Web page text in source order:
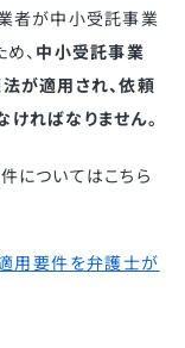
者が中小受託事業
、 中小受託事業
が適用され、依頼
ればなりません。
についてはこちら
用要件を弁護士が